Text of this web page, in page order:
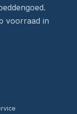
voorraad in